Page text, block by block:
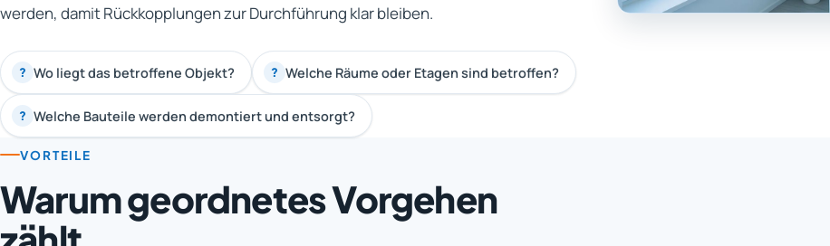
werden, damit Rückkopplungen zur Durchführung klar bleiben.
? Wo liegt das betroffene Objekt? ? Welche Räume oder Etagen sind betroffen?
? Welche Bauteile werden demontiert und entsorgt?
VORTEILE
Warum geordnetes Vorgehen